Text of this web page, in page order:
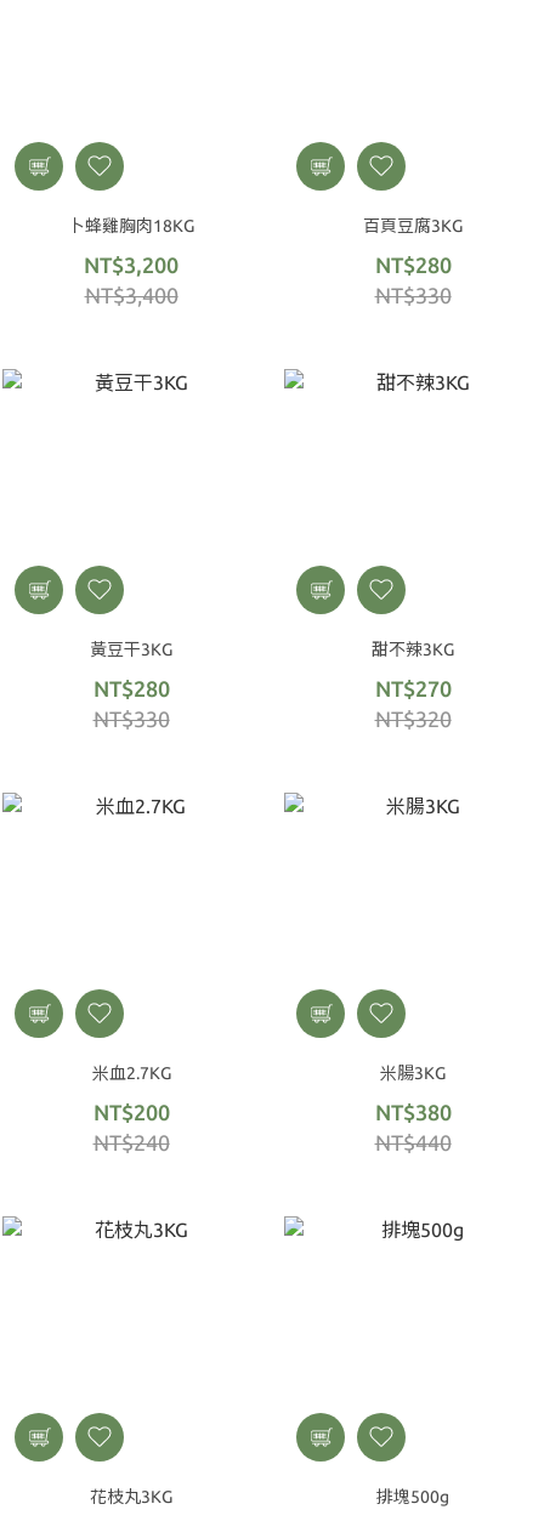
卜蜂雞胸肉18KG
NT$3,200
NT$3,400
百頁豆腐3KG
NT$280
NT$330
黃豆干3KG
NT$280
NT$330
甜不辣3KG
NT$270
NT$320
米血2.7KG
NT$200
NT$240
米腸3KG
NT$380
NT$440
花枝丸3KG 排塊500g